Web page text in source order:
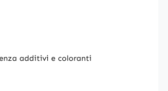
additivi e coloranti